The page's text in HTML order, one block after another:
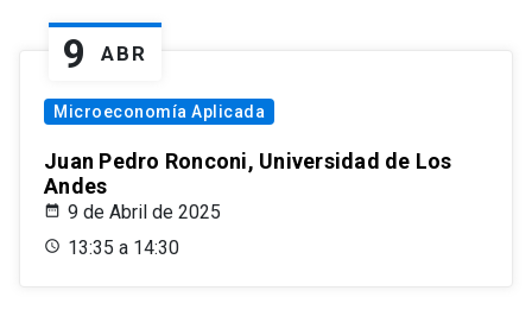
9 ABR
Microeconomía Aplicada
Juan Pedro Ronconi, Universidad de Los
Andes
9 de Abril de 2025
13:35 a 14:30